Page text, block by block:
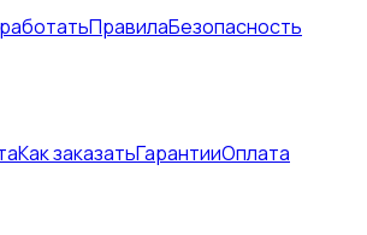
ПравилаБезопасность
Как заказатьГарантииОплата